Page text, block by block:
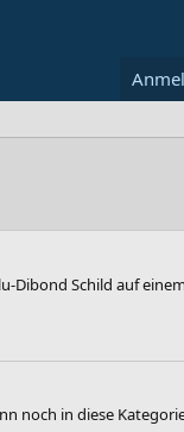
Dibond Schild auf
noch in diese